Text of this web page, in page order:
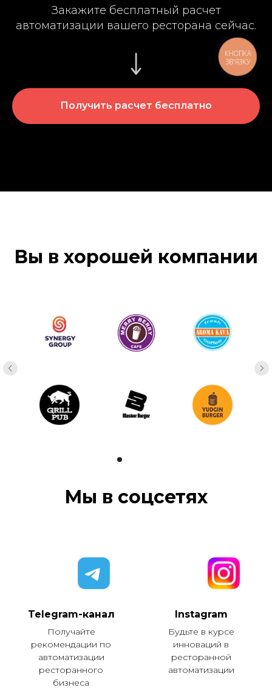
Закажите бесплатный расчет
автоматизации вашего ресторана сейчас.
Получить расчет бесплатно
Вы в хорошей компании
Мы в соцсетях
Telegram-канал
Получайте
рекомендации по
автоматизации
ресторанного
бизнеса
Instagram
Будьте в курсе
инноваций в
ресторанной
автоматизации
КНОПКА
ЗВ'ЯЗКУ